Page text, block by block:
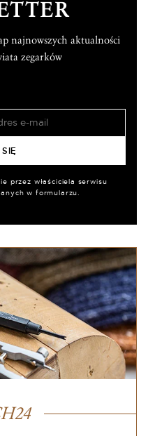
najnowszych aktualności
zegarków
przez właściciela serwisu
w formularzu.